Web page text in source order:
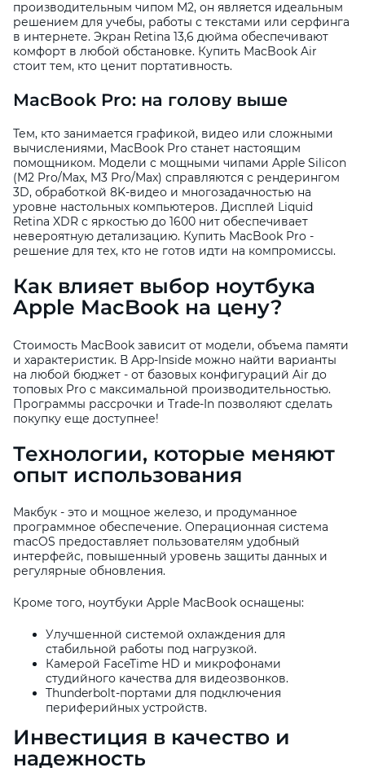
производительным чипом M2, он является идеальным
решением для учебы, работы с текстами или серфинга
в интернете. Экран Retina 13,6 дюйма обеспечивают
комфорт в любой обстановке. Купить MacBook Air
стоит тем, кто ценит портативность.
MacBook Pro: на голову выше
Тем, кто занимается графикой, видео или сложными
вычислениями, MacBook Pro станет настоящим
помощником. Модели с мощными чипами Apple Silicon
(M2 Pro/Max, M3 Pro/Max) справляются с рендерингом
3D, обработкой 8K-видео и многозадачностью на
уровне настольных компьютеров. Дисплей Liquid
Retina XDR с яркостью до 1600 нит обеспечивает
невероятную детализацию. Купить MacBook Pro -
решение для тех, кто не готов идти на компромиссы.
Как влияет выбор ноутбука
Apple MacBook на цену?
Стоимость MacBook зависит от модели, объема памяти
и характеристик. В App-Inside можно найти варианты
на любой бюджет - от базовых конфигураций Air до
топовых Pro с максимальной производительностью.
Программы рассрочки и Trade-In позволяют сделать
покупку еще доступнее!
Технологии, которые меняют
опыт использования
Макбук - это и мощное железо, и продуманное
программное обеспечение. Операционная система
macOS предоставляет пользователям удобный
интерфейс, повышенный уровень защиты данных и
регулярные обновления.
Кроме того, ноутбуки Apple MacBook оснащены:
Улучшенной системой охлаждения для
стабильной работы под нагрузкой.
Камерой FaceTime HD и микрофонами
студийного качества для видеозвонков.
Thunderbolt-портами для подключения
периферийных устройств.
Инвестиция в качество и
надежность